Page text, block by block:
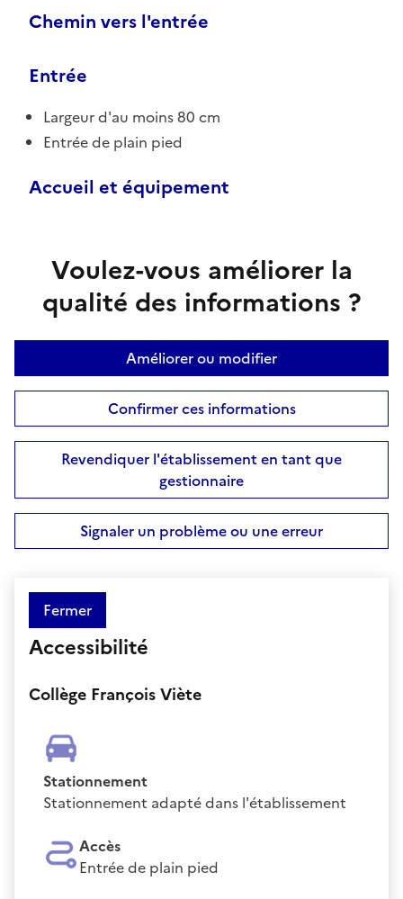
Chemin vers l'entrée
Entrée
Largeur d'au moins 80 cm
Entrée de plain pied
Accueil et équipement
Voulez-vous améliorer la
qualité des informations ?
Améliorer ou modifier
Confirmer ces informations
Revendiquer l'établissement en tant que
gestionnaire
Signaler un problème ou une erreur
Fermer
Accessibilité
Collège François Viète
Stationnement
Stationnement adapté dans l'établissement
Accès
Entrée de plain pied